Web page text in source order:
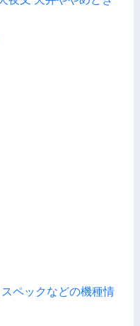
ペックなどの機種情